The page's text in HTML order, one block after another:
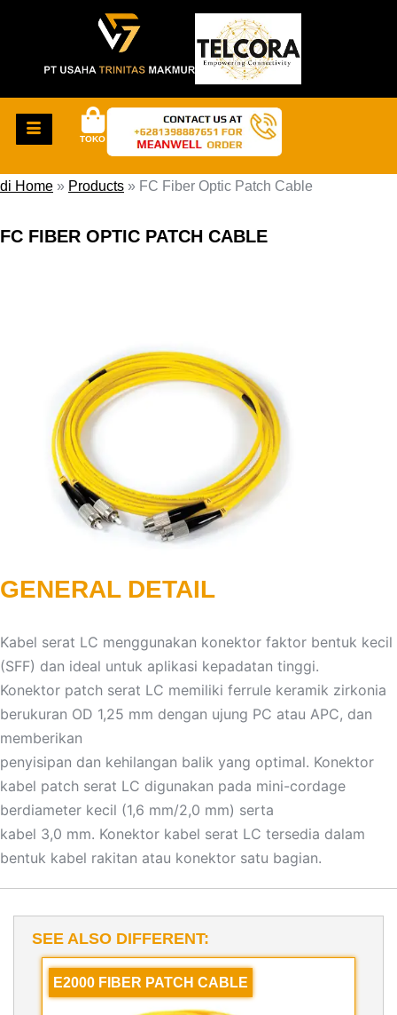
TOKO
di Home » Products » FC Fiber Optic Patch Cable
FC FIBER OPTIC PATCH CABLE
GENERAL DETAIL
Kabel serat LC menggunakan konektor faktor bentuk kecil
(SFF) dan ideal untuk aplikasi kepadatan tinggi.
Konektor patch serat LC memiliki ferrule keramik zirkonia
berukuran OD 1,25 mm dengan ujung PC atau APC, dan
memberikan
penyisipan dan kehilangan balik yang optimal. Konektor
kabel patch serat LC digunakan pada mini-cordage
berdiameter kecil (1,6 mm/2,0 mm) serta
kabel 3,0 mm. Konektor kabel serat LC tersedia dalam
bentuk kabel rakitan atau konektor satu bagian.
SEE ALSO DIFFERENT:
E2000 FIBER PATCH CABLE